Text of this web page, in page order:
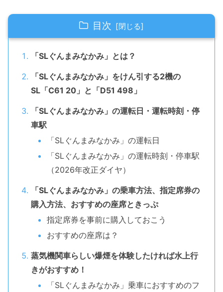
目次
「SLぐんまみなかみ」とは？
「SLぐんまみなかみ」をけん引する2機の
SL「C61 20」と「D51 498」
「SLぐんまみなかみ」の運転日・運転時刻・停
車駅
「SLぐんまみなかみ」の運転日
「SLぐんまみなかみ」の運転時刻・停車駅
（2026年改正ダイヤ）
「SLぐんまみなかみ」の乗車方法、指定席券の
購入方法、おすすめの座席ときっぷ
指定席券を事前に購入しておこう
おすすめの座席は？
蒸気機関車らしい爆煙を体験したければ水上行
きがおすすめ！
「SLぐんまみなかみ」乗車におすすめのフ